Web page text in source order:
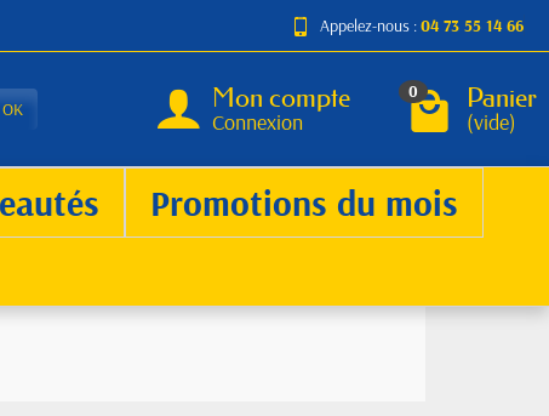
Appelez-nous :04 73 55 14 66
OK Mon compte
Connexion
0 Panier
(vide)
Promotions du mois